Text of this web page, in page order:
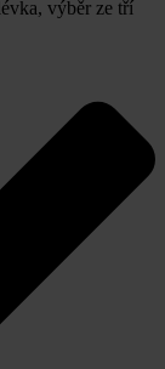
výběr ze tří